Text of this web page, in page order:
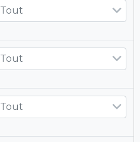
Tout
Tout
Tout